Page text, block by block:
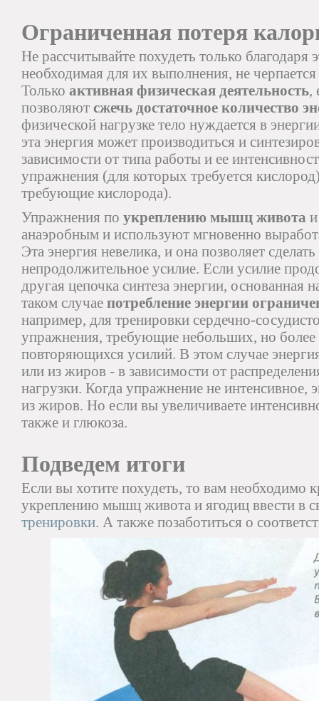
Ограниченная потеря
Не рассчитывайте похудеть только
необходимая для их выполнения, не
Только активная физическая деятельность,
позволяют сжечь достаточное количество
физической нагрузке тело нуждается в
эта энергия может производиться и
зависимости от типа работы и ее
упражнения (для которых требуется
требующие кислорода).
Упражнения по укреплению мышц живота
анаэробным и используют мгновенно
Эта энергия невелика, и она позволяет
непродолжительное усилие. Если усилие
другая цепочка синтеза энергии, основанная
таком случае потребление энергии
например, для тренировки сердечно-
упражнения, требующие небольших, но
повторяющихся усилий. В этом случае
или из жиров - в зависимости от
нагрузки. Когда упражнение не интенсивное,
из жиров. Но если вы увеличиваете
также и глюкоза.
Подведем итоги
Если вы хотите похудеть, то вам необходимо
укреплению мышц живота и ягодиц ввести в
тренировки. А также позаботиться о